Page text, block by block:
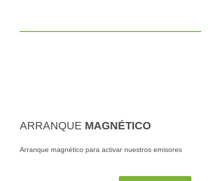
ARRANQUE MAGNÉTICO
Arranque magnético para activar nuestros emisores